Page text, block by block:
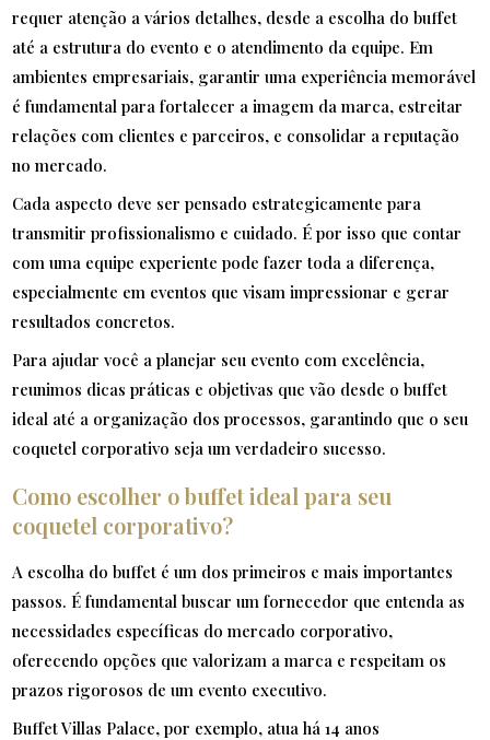
requer atenção a vários detalhes, desde a escolha do buffet
até a estrutura do evento e o atendimento da equipe. Em
ambientes empresariais, garantir uma experiência memorável
é fundamental para fortalecer a imagem da marca, estreitar
relações com clientes e parceiros, e consolidar a reputação
no mercado.
Cada aspecto deve ser pensado estrategicamente para
transmitir profissionalismo e cuidado. É por isso que contar
com uma equipe experiente pode fazer toda a diferença,
especialmente em eventos que visam impressionar e gerar
resultados concretos.
Para ajudar você a planejar seu evento com excelência,
reunimos dicas práticas e objetivas que vão desde o buffet
ideal até a organização dos processos, garantindo que o seu
coquetel corporativo seja um verdadeiro sucesso.
Como escolher o buffet ideal para seu
coquetel corporativo?
A escolha do buffet é um dos primeiros e mais importantes
passos. É fundamental buscar um fornecedor que entenda as
necessidades específicas do mercado corporativo,
oferecendo opções que valorizam a marca e respeitam os
prazos rigorosos de um evento executivo.
Buffet Villas Palace, por exemplo, atua há 14 anos